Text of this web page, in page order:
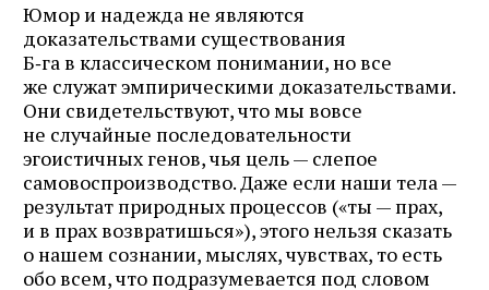
Юмор и надежда не являются
доказательствами существования
Б‑га в классическом понимании, но все
же служат эмпирическими доказательствами.
Они свидетельствуют, что мы вовсе
не случайные последовательности
эгоистичных генов, чья цель — слепое
самовоспроизводство. Даже если наши тела —
результат природных процессов («ты — прах,
и в прах возвратишься»), этого нельзя сказать
о нашем сознании, мыслях, чувствах, то есть
обо всем, что подразумевается под словом